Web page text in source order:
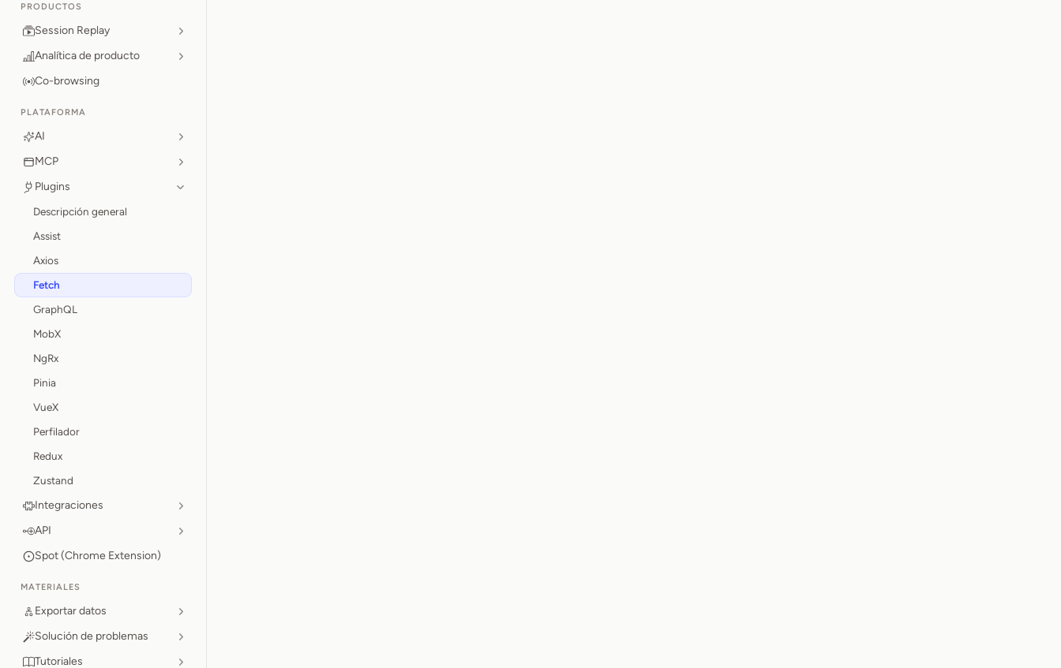
PRODUCTOS
Session Replay
Analítica de producto
Co-browsing
PLATAFORMA
AI
MCP
Plugins
Descripción general
Assist
Axios
Fetch
GraphQL
MobX
NgRx
Pinia
VueX
Perfilador
Redux
Zustand
Integraciones
API
Spot (Chrome Extension)
MATERIALES
Exportar datos
Solución de problemas
Tutoriales